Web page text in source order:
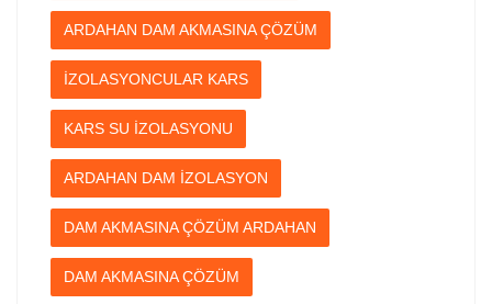
ARDAHAN DAM AKMASINA ÇÖZÜM
İZOLASYONCULAR KARS
KARS SU İZOLASYONU
ARDAHAN DAM İZOLASYON
DAM AKMASINA ÇÖZÜM ARDAHAN
DAM AKMASINA ÇÖZÜM